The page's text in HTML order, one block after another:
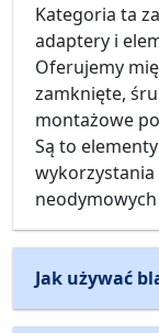
Kategoria ta
adaptery i
Oferujemy
zamknięte,
montażowe
Są to
wykorzystania
Jak używać